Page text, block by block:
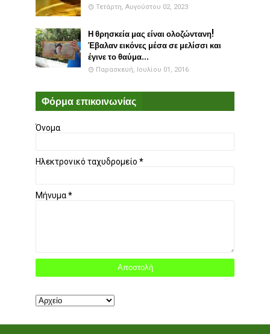
Τετάρτη, Αυγούστου 02, 2023
Η θρησκεία μας είναι ολοζώντανη!
Έβαλαν εικόνες μέσα σε μελίσσι και
έγινε το θαύμα...
Παρασκευή, Ιουλίου 01, 2016
Φόρμα επικοινωνίας
Όνομα
Ηλεκτρονικό ταχυδρομείο *
Μήνυμα*